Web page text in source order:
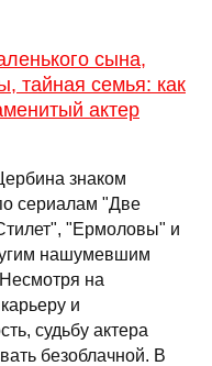
сына,
тайная семья: как
актер
знаком
сериалам "Две
"Ермоловы" и
нашумевшим
на
и
судьбу актера
безоблачной. В